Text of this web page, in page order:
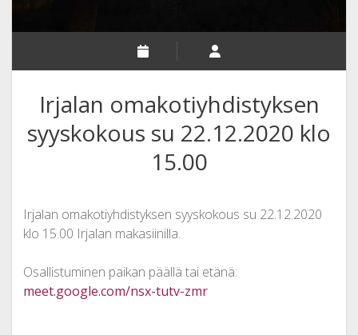
Irjalan omakotiyhdistyksen
syyskokous su 22.12.2020 klo
15.00
Irjalan omakotiyhdistyksen syyskokous su 22.12.2020
klo 15.00 Irjalan makasiinilla.
Osallistuminen paikan päällä tai etänä:
meet.google.com/nsx-tutv-zmr